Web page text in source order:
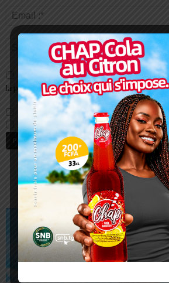
Enregistrer mon nom, email et site web
la prochaine fois que je commenterai.
Prévenez-moi de tous les nouveaux
Prévenez-moi de tous les nouveaux